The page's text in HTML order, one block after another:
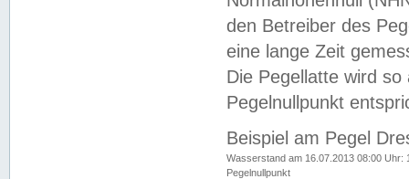
den Betreiber des
eine lange Zeit
Die Pegellatte wird
Pegelnullpunkt
Beispiel am Pegel
Wasserstand am 16.07.2013 08:00 Uhr:
Pegelnullpunkt